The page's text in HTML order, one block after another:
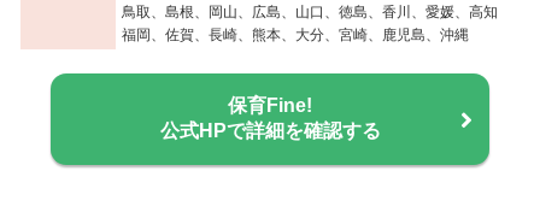
鳥取、島根、岡山、広島、山口、徳島、香川、愛媛、高知
福岡、佐賀、長崎、熊本、大分、宮崎、鹿児島、沖縄
保育Fine!
公式HPで詳細を確認する